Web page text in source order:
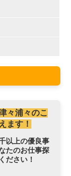
々浦々のこ
ます！
以上の優良事
たのお仕事探
ださい！